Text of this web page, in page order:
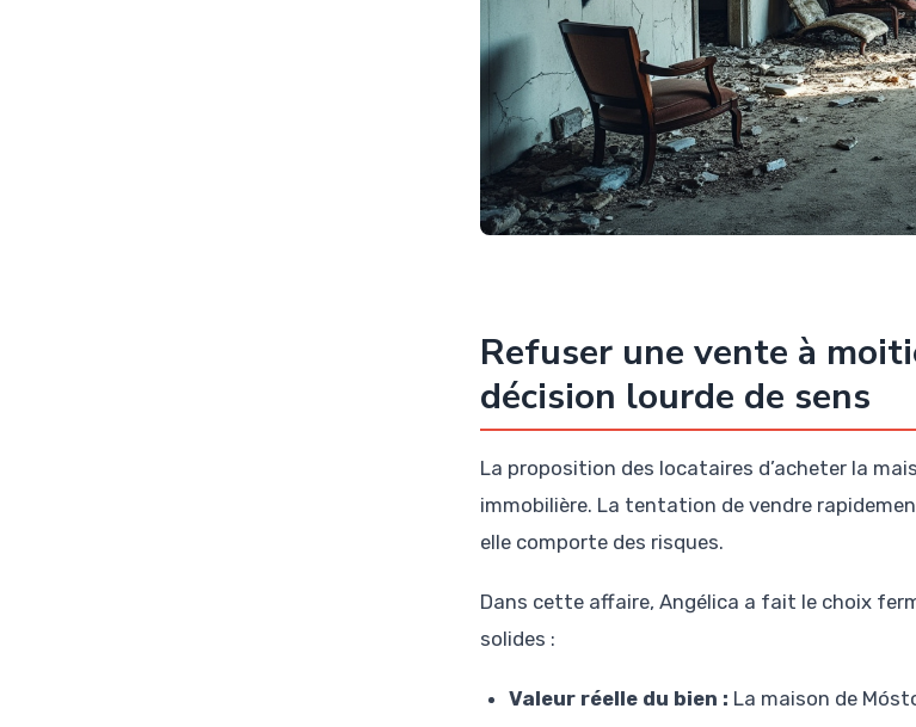
Refuser une vente à
décision lourde de sens
La proposition des locataires d’acheter la
immobilière. La tentation de vendre
elle comporte des risques.
Dans cette affaire, Angélica a fait le choix
solides :
Valeur réelle du bien : La maison de